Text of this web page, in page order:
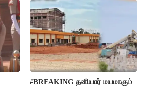
#BREAKING தனியார் மயமாகும்